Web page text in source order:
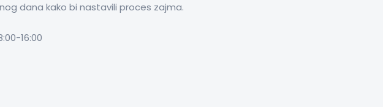
dana kako bi nastavili proces zajma.
16:00